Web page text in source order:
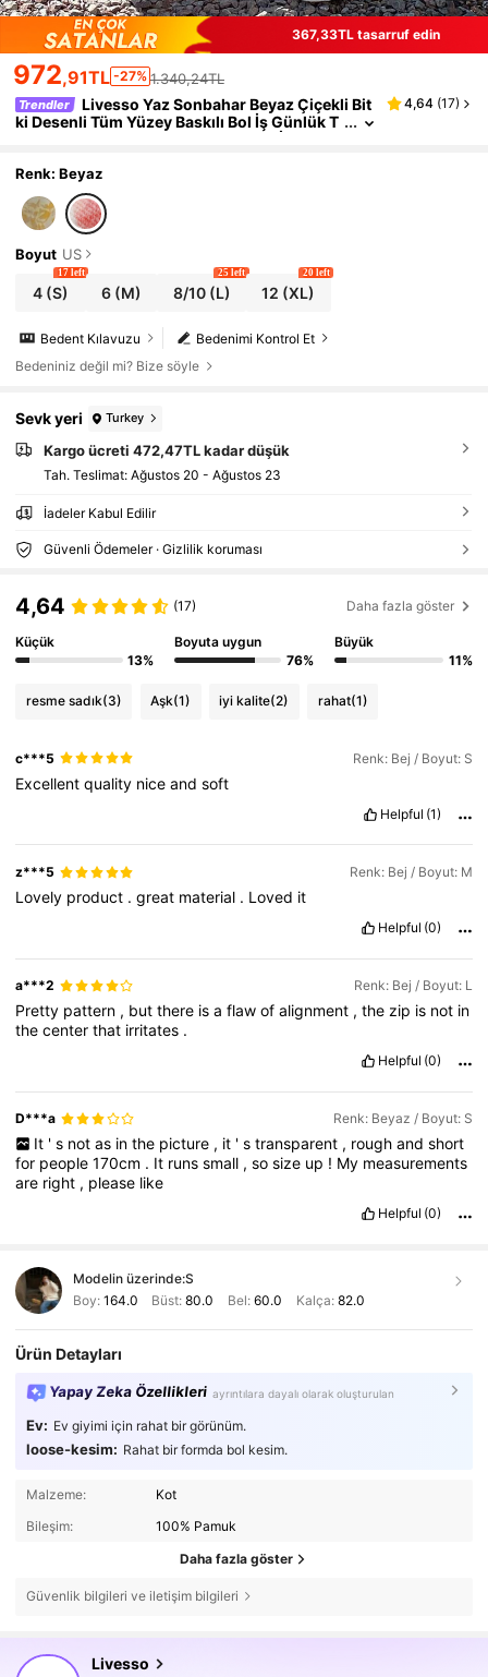
367,33TL tasarruf edin
972,91TL -27% 1.340,24TL
Trendler
Livesso Yaz Sonbahar Beyaz Çiçekli Bit
ki Desenli Tüm Yüzey Baskılı Bol İş Günlük T
4,64 (17)
Renk: Beyaz
Boyut US
4 (S)
17 left
6 (M) 8/10(L)
25 left
12 (XL)
20 left
Bedenimi Kontrol Et
Bedent Kılavuzu
Bedeniniz değil mi? Bize söyle
Sevk yeri Turkey
Kargo ücreti 472,47TL kadar düşük
Tah. Teslimat: Ağustos 20 - Ağustos 23
İadeler Kabul Edilir
Güvenli Ödemeler · Gizlilik koruması
4,64 (17) Daha fazla göster
Küçük
13%
Boyuta uygun
76%
Büyük
11%
resme sadık(3) Aşk(1) iyi kalite(2) rahat(1)
c***5 Renk: Bej / Boyut: S
Excellentquality niceandsoft
Helpful (1)
z***5 Renk: Bej / Boyut: M
Lovely product .great material . Loved it
Helpful (0)
a***2 Renk: Bej / Boyut: L
Pretty pattern , butthere isaflawofalignment ,the zip is not in
thecenterthat irritates .
Helpful (0)
D***a Renk: Beyaz / Boyut: S
It ' s not as in the picture , it ' s transparent , rough and short
for people170cm . It runssmall ,sosize up ! My measurements
are right , please like
Helpful (0)
Modelin üzerinde:S
Boy: 164.0 Büst:80.0 Bel: 60.0 Kalça: 82.0
Ürün Detayları
Yapay Zeka Özellikleri ayrıntılara dayalı olarak oluşturulan
Ev: Ev giyimi için rahat bir görünüm.
loose-kesim: Rahat bir formda bol kesim.
Malzeme:
Kot
Bileşim:
100% Pamuk
Daha fazla göster
Güvenlik bilgileri ve iletişim bilgileri
Livesso
M***2 göz atıyor